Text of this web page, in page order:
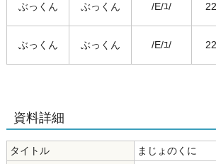
ぶっくん ぶっくん /E/ﾕ/
ぶっくん ぶっくん /E/ﾕ/
資料詳細
タイトル
まじょのくに